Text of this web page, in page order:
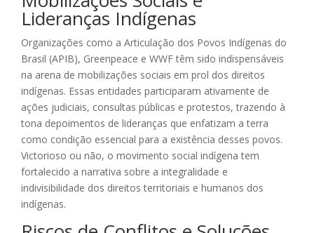
Lideranças Indígenas
Organizações como a Articulação dos Povos Indígenas do
Brasil (APIB), Greenpeace e WWF têm sido indispensáveis
na arena de mobilizações sociais em prol dos direitos
indígenas. Essas entidades participaram ativamente de
ações judiciais, consultas públicas e protestos, trazendo à
tona depoimentos de lideranças que enfatizam a terra
como condição essencial para a existência desses povos.
Victorioso ou não, o movimento social indígena tem
fortalecido a narrativa sobre a integralidade e
indivisibilidade dos direitos territoriais e humanos dos
indígenas.